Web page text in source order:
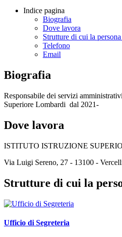
Indice pagina
Biografia
Dove lavora
Strutture di cui la
Telefono
Email
Biografia
Responsabile dei servizi
Superiore Lombardi dal 2021-
Dove lavora
ISTITUTO ISTRUZIONE
Via Luigi Sereno, 27 - 13100 -
Strutture di cui la
Ufficio di Segreteria